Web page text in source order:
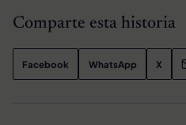
Comparte esta historia
Facebook WhatsApp X